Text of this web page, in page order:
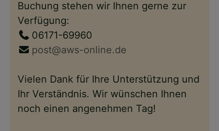
Buchung stehen wir Ihnen gerne zur
Verfügung:
06171-69960
post@aws-online.de
Vielen Dank für Ihre Unterstützung und
Ihr Verständnis. Wir wünschen Ihnen
noch einen angenehmen Tag!